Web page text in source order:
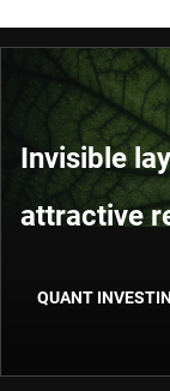
Invisible
attractive
QUANT